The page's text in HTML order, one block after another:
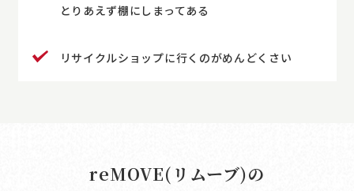
とりあえず棚にしまってある
リサイクルショップに行くのがめんどくさい
reMOVE(リムーブ)の